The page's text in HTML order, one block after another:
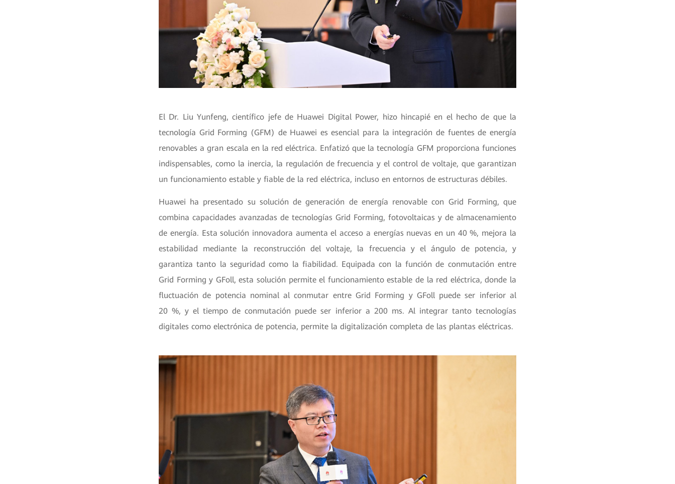
El Dr. Liu Yunfeng, científico jefe de Huawei Digital Power, hizo hincapié en el hecho de que la
tecnología Grid Forming (GFM) de Huawei es esencial para la integración de fuentes de energía
renovables a gran escala en la red eléctrica. Enfatizó que la tecnología GFM proporciona funciones
indispensables, como la inercia, la regulación de frecuencia y el control de voltaje, que garantizan
un funcionamiento estable y fiable de la red eléctrica, incluso en entornos de estructuras débiles.
Huawei ha presentado su solución de generación de energía renovable con Grid Forming, que
combina capacidades avanzadas de tecnologías Grid Forming, fotovoltaicas y de almacenamiento
de energía. Esta solución innovadora aumenta el acceso a energías nuevas en un 40 %, mejora la
estabilidad mediante la reconstrucción del voltaje, la frecuencia y el ángulo de potencia, y
garantiza tanto la seguridad como la fiabilidad. Equipada con la función de conmutación entre
Grid Forming y GFoll, esta solución permite el funcionamiento estable de la red eléctrica, donde la
fluctuación de potencia nominal al conmutar entre Grid Forming y GFoll puede ser inferior al
20 %, y el tiempo de conmutación puede ser inferior a 200 ms. Al integrar tanto tecnologías
digitales como electrónica de potencia, permite la digitalización completa de las plantas eléctricas.